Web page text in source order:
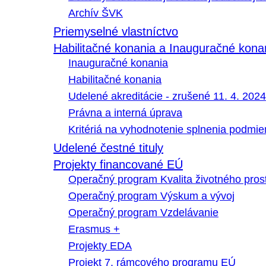
Archív ŠVK
Priemyselné vlastníctvo
Habilitačné konania a Inauguračné
Inauguračné konania
Habilitačné konania
Udelené akreditácie - zrušené 11. 4. 2024
Právna a interná úprava
Kritériá na vyhodnotenie splnenia
Udelené čestné tituly
Projekty financované EÚ
Operačný program Kvalita životného
Operačný program Výskum a vývoj
Operačný program Vzdelávanie
Erasmus +
Projekty EDA
Projekt 7. rámcového programu EÚ